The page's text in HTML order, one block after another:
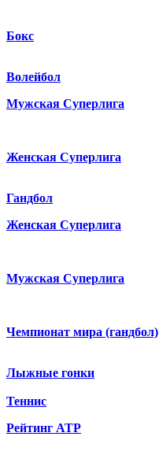
Бокс
Волейбол
Мужская Суперлига
Женская Суперлига
Гандбол
Женская Суперлига
Мужская Суперлига
Чемпионат мира (гандбол)
Лыжные гонки
Теннис
Рейтинг ATP